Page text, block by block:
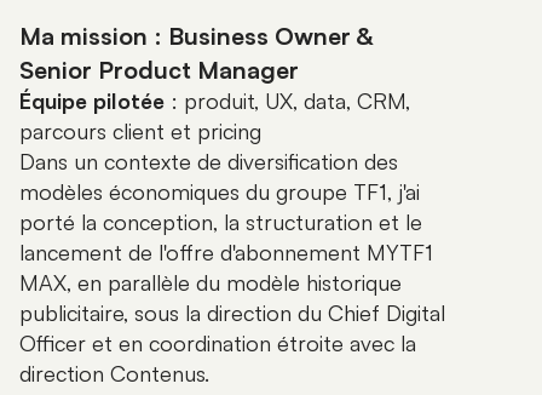
Ma mission : Business Owner &
Senior Product Manager
Équipe pilotée : produit, UX, data, CRM,
parcours client et pricing
Dans un contexte de diversification des
modèles économiques du groupe TF1, j'ai
porté la conception, la structuration et le
lancement de l'offre d'abonnement MYTF1
MAX, en parallèle du modèle historique
publicitaire, sous la direction du Chief Digital
Officer et en coordination étroite avec la
direction Contenus.